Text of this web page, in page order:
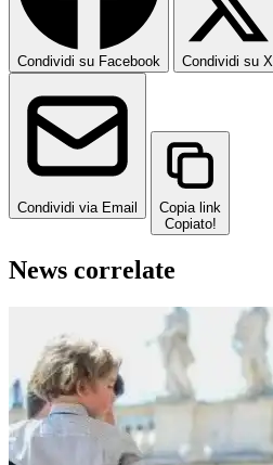
Condividi su Facebook Condividi su X
Condividi via Email
Copia link
Copiato!
News correlate